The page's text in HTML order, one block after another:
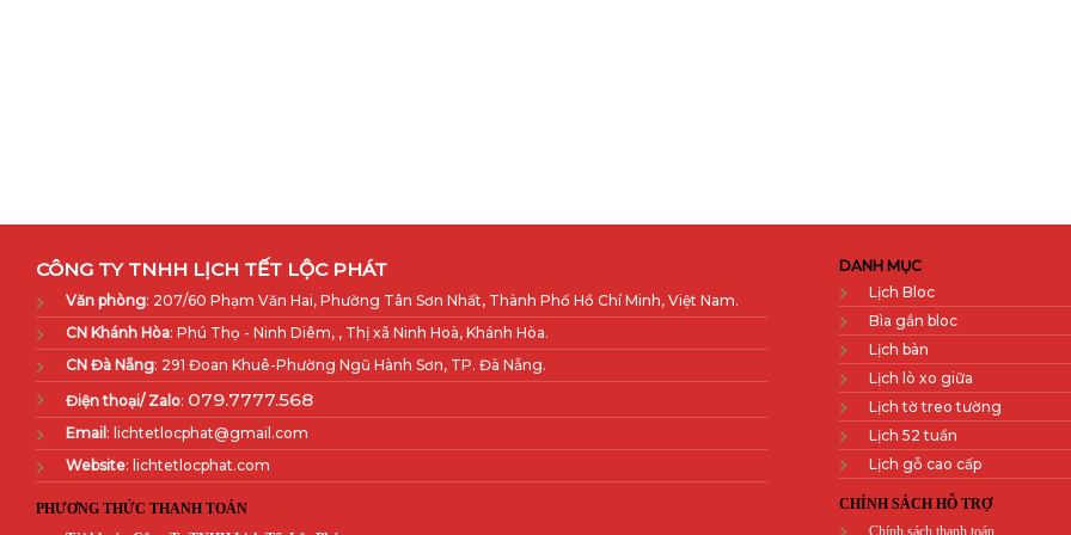
CÔNG TY TNHH LỊCH TẾT LỘC PHÁT
Văn phòng: 207/60 Phạm Văn Hai, Phường Tân Sơn Nhất, Thành Phố Hồ Chí Minh, Việt Nam.
CN Khánh Hòa: Phú Thọ - Ninh Diêm, , Thị xã Ninh Hoà, Khánh Hòa.
CN Đà Nẵng: 291 Đoan Khuê-Phường Ngũ Hành Sơn, TP. Đà Nẵng.
Điện thoại/ Zalo: 079.7777.568
Email : lichtetlocphat@gmail.com
Website: lichtetlocphat.com
PHƯƠNG THỨC THANH TOÁN
DANH MỤC
Lịch Bloc
Bìa gắn bloc
Lịch bàn
Lịch lò xo giữa
Lịch tờ treo tường
Lịch 52 tuần
Lịch gỗ cao cấp
CHÍNH SÁCH HỖ TRỢ
Chính sách thanh toán